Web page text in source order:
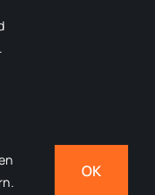
Produktpreise und
Datum/Uhrzeit und
OK